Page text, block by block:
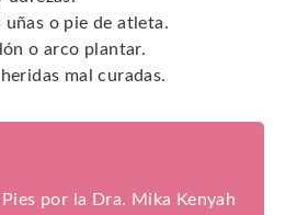
uñas o pie de atleta.
o arco plantar.
mal curadas.
por la Dra. Mika Kenyah